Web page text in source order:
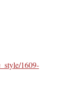
1609-